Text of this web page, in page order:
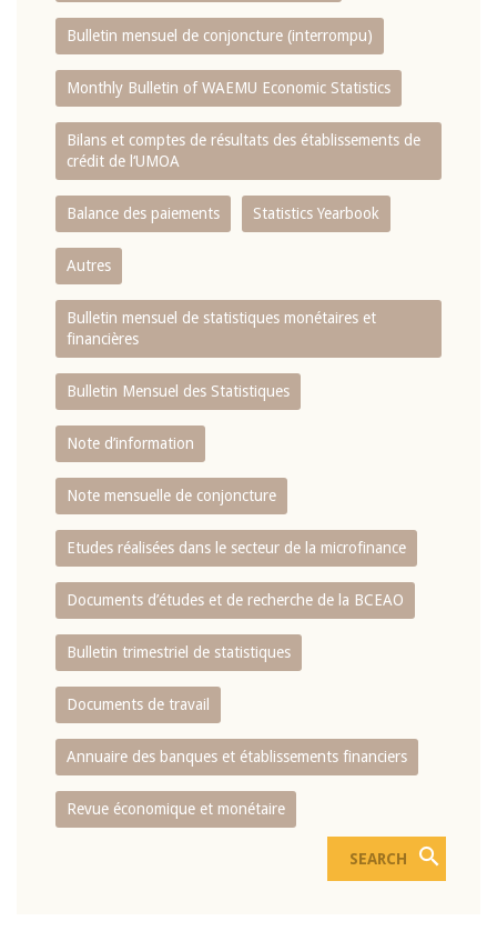
Bulletin mensuel de conjoncture (interrompu)
Monthly Bulletin of WAEMU Economic Statistics
Bilans et comptes de résultats des établissements de
crédit de l‘UMOA
Balance des paiements Statistics Yearbook
Autres
Bulletin mensuel de statistiques monétaires et
financières
Bulletin Mensuel des Statistiques
Note d’information
Note mensuelle de conjoncture
Etudes réalisées dans le secteur de la microfinance
Documents d’études et de recherche de la BCEAO
Bulletin trimestriel de statistiques
Documents de travail
Annuaire des banques et établissements financiers
Revue économique et monétaire